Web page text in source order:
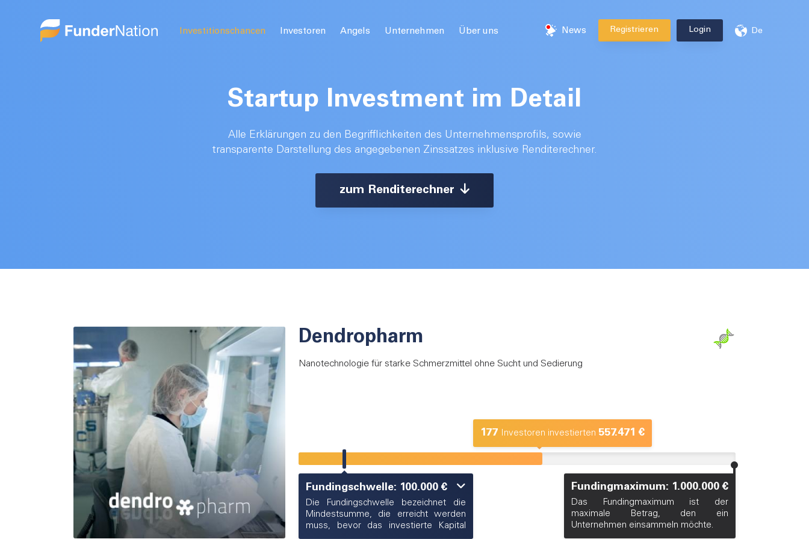
Investitionschancen Investoren Angels Unternehmen Über uns De
Login
Registrieren
News
Startup Investment im Detail
Alle Erklärungen zu den Begrifflichkeiten des Unternehmensprofils, sowie
transparente Darstellung des angegebenen Zinssatzes inklusive Renditerechner.
zum Renditerechner
Dendropharm
Nanotechnologie für starke Schmerzmittel ohne Sucht und Sedierung
Fundingschwelle: 100.000 €
Die Fundingschwelle bezeichnet die
Mindestsumme, die erreicht werden
muss, bevor das investierte Kapital
177 Investoren investierten 557.471 €
Fundingmaximum: 1.000.000 €
Das Fundingmaximum ist der
maximale Betrag, den ein
Unternehmen einsammeln möchte.